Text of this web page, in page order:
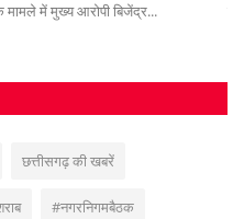
मामले में मुख्य आरोपी बिजेंद्र...
छत्तीसगढ़ की खबरें
#नगरनिगमबैठक